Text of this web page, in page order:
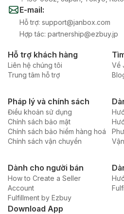
E-mail:
Hỗ trợ: support@janbox.com
Hợp tác: partnership@ezbuy.jp
Hỗ trợ khách hàng
Liên hệ chúng tôi
Trung tâm hỗ trợ
Về
Pháp lý và chính sách
Điều khoản sử dụng
Chính sách bảo mật
Chính sách bảo hiểm hàng hoá
Chính sách vận chuyển
Dành cho người bán
How to Create a Seller
Account
Fulfillment by Ezbuy
Download App